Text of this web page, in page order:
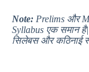
Note: Prelims और
Syllabus एकसमानहै|
सिलेबसऔरकठिनाई